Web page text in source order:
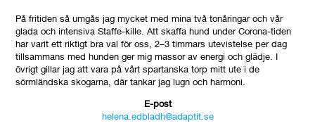
På fritiden så umgås jag mycket med mina två tonåringar och vår
glada och intensiva Staffe-kille. Att skaffa hund under Corona-tiden
har varit ett riktigt bra val för oss, 2–3 timmars utevistelse per dag
tillsammans med hunden ger mig massor av energi och glädje. I
övrigt gillar jag att vara på vårt spartanska torp mitt ute i de
sörmländska skogarna, där tankar jag lugn och harmoni.
E-post
helena.edbladh@adaptit.se